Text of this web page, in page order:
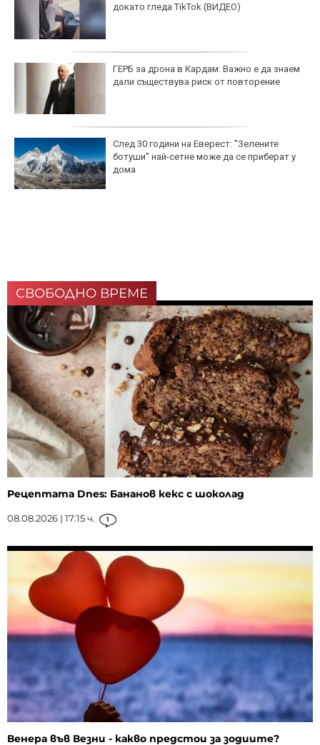
докато гледа TikTok (ВИДЕО)
ГЕРБ за дрона в Кардам: Важно е да знаем
дали съществува риск от повторение
След 30 години на Еверест: "Зелените
ботуши" най-сетне може да се приберат у
дома
СВОБОДНО ВРЕМЕ
Рецептата Dnes: Бананов кекс с шоколад
08.08.2026 | 17:15 ч. 1
Венера във Везни - какво предстои за зодиите?